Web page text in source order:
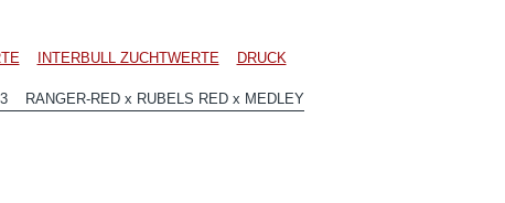
INTERBULL ZUCHTWERTE DRUCK
RANGER-RED x RUBELS RED x MEDLEY